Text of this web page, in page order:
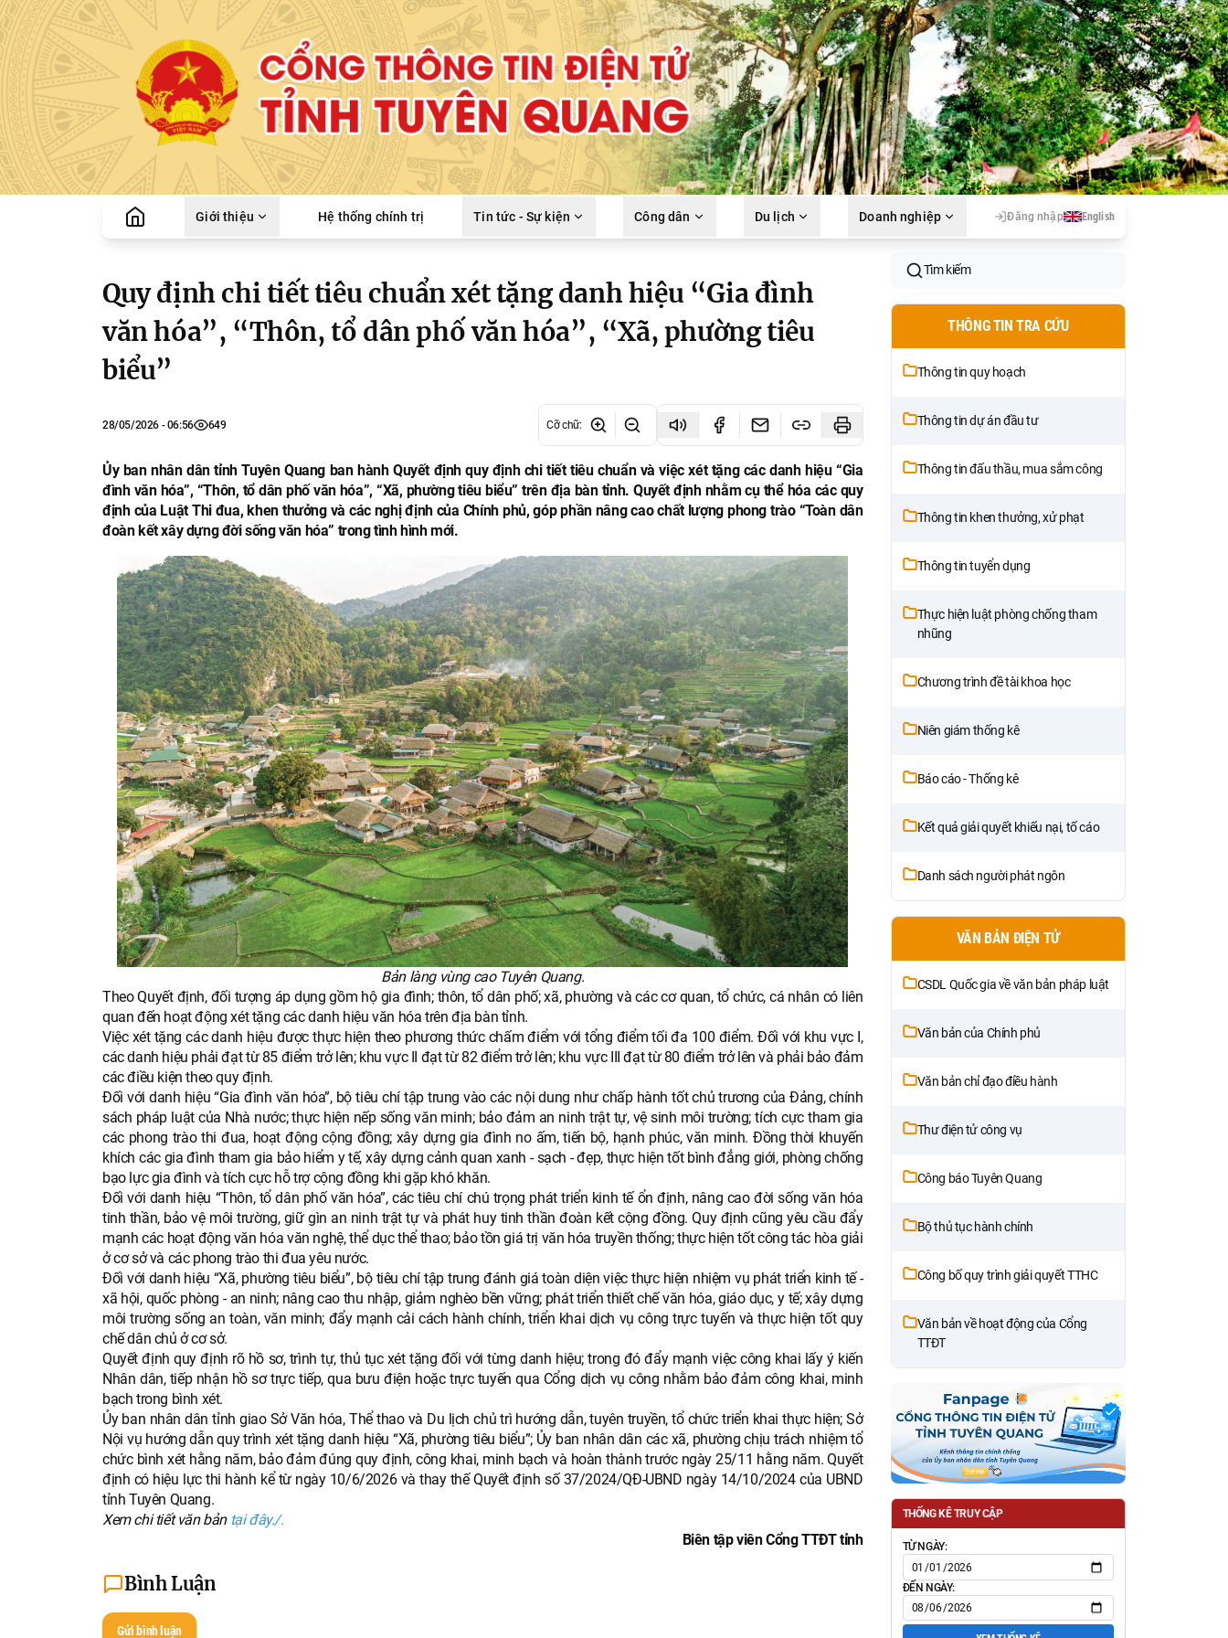
Giới thiệu Hệ thống chính trị Tin tức - Sự kiện Công dân Du lịch Doanh nghiệp Đăng nhập English
Quy định chi tiết tiêu chuẩn xét tặng danh hiệu “Gia đình
văn hóa”, “Thôn, tổ dân phố văn hóa”, “Xã, phường tiêu
biểu”
28/05/2026 - 06:56 649 Cỡ chữ:
Ủy ban nhân dân tỉnh Tuyên Quang ban hành Quyết định quy định chi tiết tiêu chuẩn và việc xét tặng các danh hiệu “Gia
đình văn hóa”, “Thôn, tổ dân phố văn hóa”, “Xã, phường tiêu biểu” trên địa bàn tỉnh. Quyết định nhằm cụ thể hóa các quy
định của Luật Thi đua, khen thưởng và các nghị định của Chính phủ, góp phần nâng cao chất lượng phong trào “Toàn dân
đoàn kết xây dựng đời sống văn hóa” trong tình hình mới.
Bản làng vùng cao Tuyên Quang.
Theo Quyết định, đối tượng áp dụng gồm hộ gia đình; thôn, tổ dân phố; xã, phường và các cơ quan, tổ chức, cá nhân có liên
quan đến hoạt động xét tặng các danh hiệu văn hóa trên địa bàn tỉnh.
Việc xét tặng các danh hiệu được thực hiện theo phương thức chấm điểm với tổng điểm tối đa 100 điểm. Đối với khu vực I,
các danh hiệu phải đạt từ 85 điểm trở lên; khu vực II đạt từ 82 điểm trở lên; khu vực III đạt từ 80 điểm trở lên và phải bảo đảm
các điều kiện theo quy định.
Đối với danh hiệu “Gia đình văn hóa”, bộ tiêu chí tập trung vào các nội dung như chấp hành tốt chủ trương của Đảng, chính
sách pháp luật của Nhà nước; thực hiện nếp sống văn minh; bảo đảm an ninh trật tự, vệ sinh môi trường; tích cực tham gia
các phong trào thi đua, hoạt động cộng đồng; xây dựng gia đình no ấm, tiến bộ, hạnh phúc, văn minh. Đồng thời khuyến
khích các gia đình tham gia bảo hiểm y tế, xây dựng cảnh quan xanh - sạch - đẹp, thực hiện tốt bình đẳng giới, phòng chống
bạo lực gia đình và tích cực hỗ trợ cộng đồng khi gặp khó khăn.
Đối với danh hiệu “Thôn, tổ dân phố văn hóa”, các tiêu chí chú trọng phát triển kinh tế ổn định, nâng cao đời sống văn hóa
tinh thần, bảo vệ môi trường, giữ gìn an ninh trật tự và phát huy tinh thần đoàn kết cộng đồng. Quy định cũng yêu cầu đẩy
mạnh các hoạt động văn hóa văn nghệ, thể dục thể thao; bảo tồn giá trị văn hóa truyền thống; thực hiện tốt công tác hòa giải
ở cơ sở và các phong trào thi đua yêu nước.
Đối với danh hiệu “Xã, phường tiêu biểu”, bộ tiêu chí tập trung đánh giá toàn diện việc thực hiện nhiệm vụ phát triển kinh tế -
xã hội, quốc phòng - an ninh; nâng cao thu nhập, giảm nghèo bền vững; phát triển thiết chế văn hóa, giáo dục, y tế; xây dựng
môi trường sống an toàn, văn minh; đẩy mạnh cải cách hành chính, triển khai dịch vụ công trực tuyến và thực hiện tốt quy
chế dân chủ ở cơ sở.
Quyết định quy định rõ hồ sơ, trình tự, thủ tục xét tặng đối với từng danh hiệu; trong đó đẩy mạnh việc công khai lấy ý kiến
Nhân dân, tiếp nhận hồ sơ trực tiếp, qua bưu điện hoặc trực tuyến qua Cổng dịch vụ công nhằm bảo đảm công khai, minh
bạch trong bình xét.
Ủy ban nhân dân tỉnh giao Sở Văn hóa, Thể thao và Du lịch chủ trì hướng dẫn, tuyên truyền, tổ chức triển khai thực hiện; Sở
Nội vụ hướng dẫn quy trình xét tặng danh hiệu “Xã, phường tiêu biểu”; Ủy ban nhân dân các xã, phường chịu trách nhiệm tổ
chức bình xét hằng năm, bảo đảm đúng quy định, công khai, minh bạch và hoàn thành trước ngày 25/11 hằng năm. Quyết
định có hiệu lực thi hành kể từ ngày 10/6/2026 và thay thế Quyết định số 37/2024/QĐ-UBND ngày 14/10/2024 của UBND
tỉnh Tuyên Quang.
Xem chi tiết văn bản tại đây./.
Biên tập viên Cổng TTĐT tỉnh
Bình Luận
Gửi bình luận
Tìm kiếm
THÔNG TIN TRA CỨU
Thông tin quy hoạch
Thông tin dự án đầu tư
Thông tin đấu thầu, mua sắm công
Thông tin khen thưởng, xử phạt
Thông tin tuyển dụng
Thực hiện luật phòng chống tham
nhũng
Chương trình đề tài khoa học
Niên giám thống kê
Báo cáo - Thống kê
Kết quả giải quyết khiếu nại, tố cáo
Danh sách người phát ngôn
VĂN BẢN ĐIỆN TỬ
CSDL Quốc gia về văn bản pháp luật
Văn bản của Chính phủ
Văn bản chỉ đạo điều hành
Thư điện tử công vụ
Công báo Tuyên Quang
Bộ thủ tục hành chính
Công bố quy trình giải quyết TTHC
Văn bản về hoạt động của Cổng
TTĐT
THỐNG KÊ TRUY CẬP
TỪ NGÀY:
ĐẾN NGÀY: